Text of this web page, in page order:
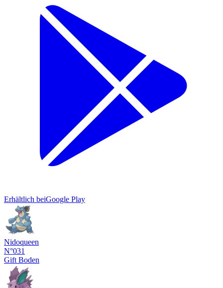
Erhältlich beiGoogle Play
Nidoqueen
N°031
Gift Boden